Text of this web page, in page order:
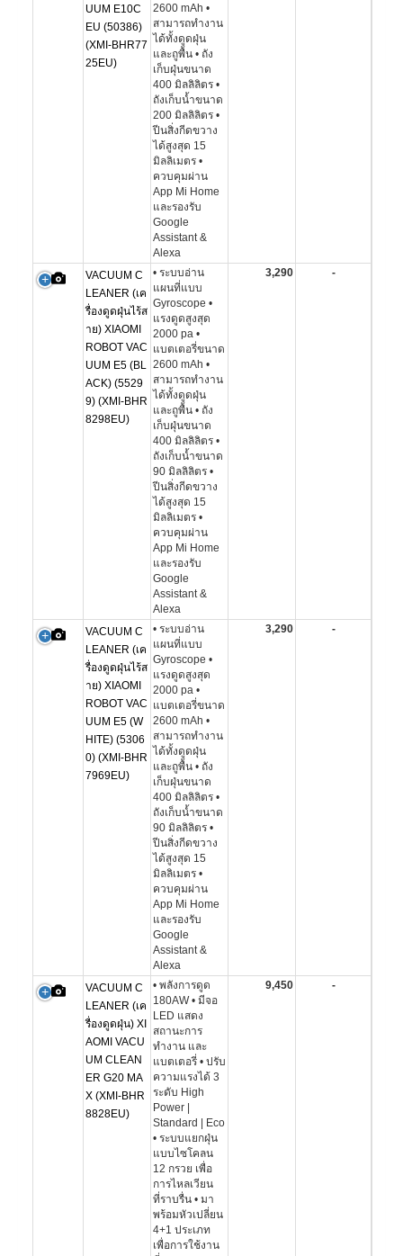
UUM E10C
EU (50386)
(XMI-BHR77
25EU)
2600 mAh •
สามารถทำงาน
ได้ทั้งดูดฝุ่น
และถูพื้น • ถัง
เก็บฝุ่นขนาด
400 มิลลิลิตร •
ถังเก็บน้ำขนาด
200 มิลลิลิตร •
ปีนสิ่งกีดขวาง
ได้สูงสุด 15
มิลลิเมตร •
ควบคุมผ่าน
App Mi Home
และรองรับ
Google
Assistant &
Alexa
VACUUM C
LEANER (เค
รื่องดูดฝุ่นไร้ส
าย) XIAOMI
ROBOT VAC
UUM E5 (BL
ACK) (5529
9) (XMI-BHR
8298EU)
• ระบบอ่าน
แผนที่แบบ
Gyroscope •
แรงดูดสูงสุด
2000 pa •
แบตเตอรี่ขนาด
2600 mAh •
สามารถทำงาน
ได้ทั้งดูดฝุ่น
และถูพื้น • ถัง
เก็บฝุ่นขนาด
400 มิลลิลิตร •
ถังเก็บน้ำขนาด
90 มิลลิลิตร •
ปีนสิ่งกีดขวาง
ได้สูงสุด 15
มิลลิเมตร •
ควบคุมผ่าน
App Mi Home
และรองรับ
Google
Assistant &
Alexa
3,290 -
VACUUM C
LEANER (เค
รื่องดูดฝุ่นไร้ส
าย) XIAOMI
ROBOT VAC
UUM E5 (W
HITE) (5306
0) (XMI-BHR
7969EU)
• ระบบอ่าน
แผนที่แบบ
Gyroscope •
แรงดูดสูงสุด
2000 pa •
แบตเตอรี่ขนาด
2600 mAh •
สามารถทำงาน
ได้ทั้งดูดฝุ่น
และถูพื้น • ถัง
เก็บฝุ่นขนาด
400 มิลลิลิตร •
ถังเก็บน้ำขนาด
90 มิลลิลิตร •
ปีนสิ่งกีดขวาง
ได้สูงสุด 15
มิลลิเมตร •
ควบคุมผ่าน
App Mi Home
และรองรับ
Google
Assistant &
Alexa
3,290 -
VACUUM C
LEANER (เค
รื่องดูดฝุ่น) XI
AOMI VACU
UM CLEAN
ER G20 MA
X (XMI-BHR
8828EU)
• พลังการดูด
180AW • มีจอ
LED แสดง
สถานะการ
ทำงาน และ
แบตเตอรี่ • ปรับ
ความแรงได้ 3
ระดับ High
Power |
Standard | Eco
• ระบบแยกฝุ่น
แบบไซโคลน
12 กรวย เพื่อ
การไหลเวียน
ที่ราบรื่น • มา
พร้อมหัวเปลี่ยน
4+1 ประเภท
เพื่อการใช้งาน
9,450 -